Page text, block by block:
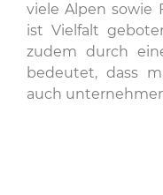
viele Alpen sowie
ist Vielfalt
zudem durch
bedeutet, dass
auch